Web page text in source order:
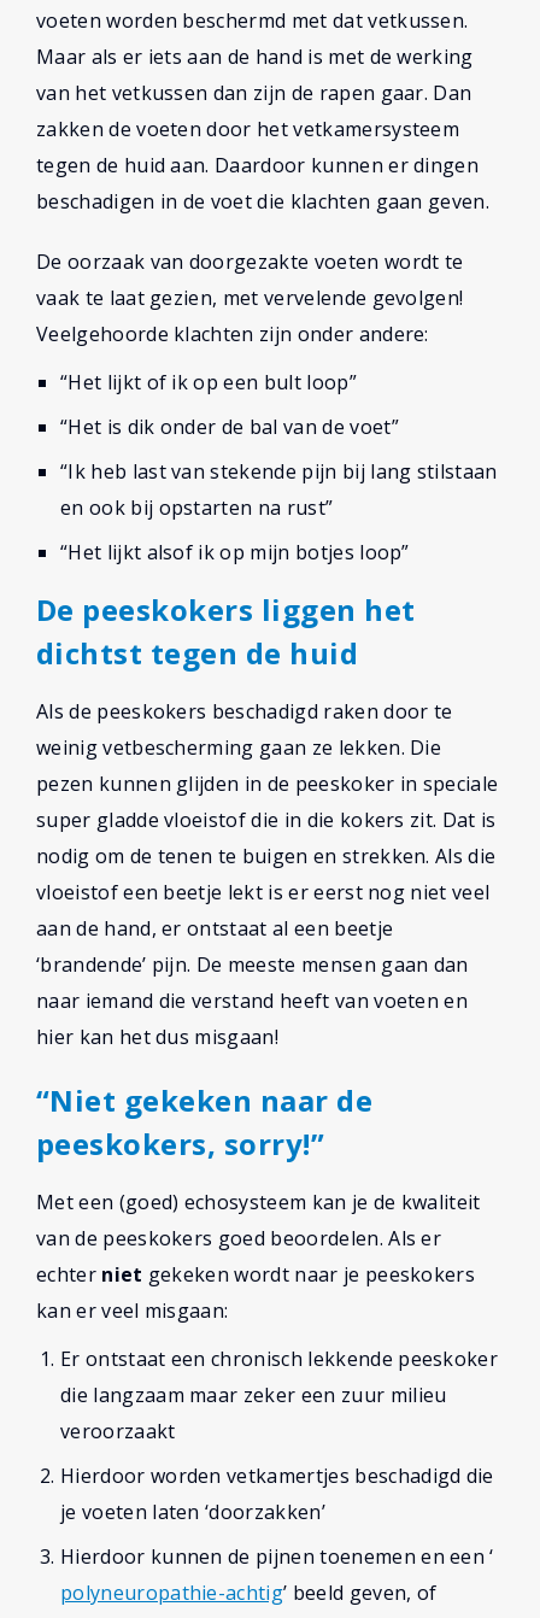
voeten worden beschermd met dat vetkussen.
Maar als er iets aan de hand is met de werking
van het vetkussen dan zijn de rapen gaar. Dan
zakken de voeten door het vetkamersysteem
tegen de huid aan. Daardoor kunnen er dingen
beschadigen in de voet die klachten gaan geven.
De oorzaak van doorgezakte voeten wordt te
vaak te laat gezien, met vervelende gevolgen!
Veelgehoorde klachten zijn onder andere:
“Het lijkt of ik op een bult loop”
“Het is dik onder de bal van de voet”
“Ik heb last van stekende pijn bij lang stilstaan
en ook bij opstarten na rust”
“Het lijkt alsof ik op mijn botjes loop”
De peeskokers liggen het
dichtst tegen de huid
Als de peeskokers beschadigd raken door te
weinig vetbescherming gaan ze lekken. Die
pezen kunnen glijden in de peeskoker in speciale
super gladde vloeistof die in die kokers zit. Dat is
nodig om de tenen te buigen en strekken. Als die
vloeistof een beetje lekt is er eerst nog niet veel
aan de hand, er ontstaat al een beetje
‘brandende’ pijn. De meeste mensen gaan dan
naar iemand die verstand heeft van voeten en
hier kan het dus misgaan!
“Niet gekeken naar de
peeskokers, sorry!”
Met een (goed) echosysteem kan je de kwaliteit
van de peeskokers goed beoordelen. Als er
echter niet gekeken wordt naar je peeskokers
kan er veel misgaan:
Er ontstaat een chronisch lekkende peeskoker
die langzaam maar zeker een zuur milieu
veroorzaakt
Hierdoor worden vetkamertjes beschadigd die
je voeten laten ‘doorzakken’
Hierdoor kunnen de pijnen toenemen en een ‘
polyneuropathie-achtig’ beeld geven, of